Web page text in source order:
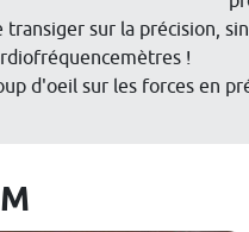
transiger sur la précision,
!
d'oeil sur les forces en